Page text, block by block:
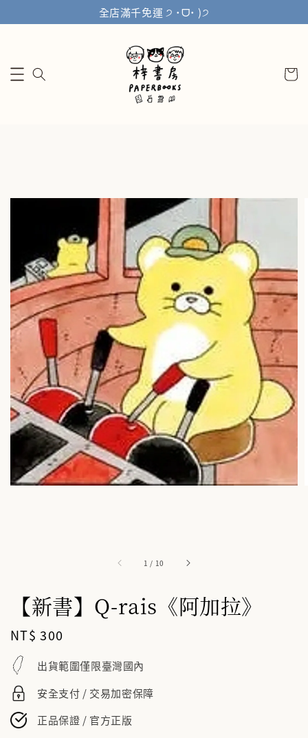
全店滿千免運 ੭ ˙ᗜ˙ )੭
1 / 10
【新書】Q-rais《阿加拉》
Regular
price
NT$ 300
出貨範圍僅限臺灣國內
安全支付 / 交易加密保障
正品保證 / 官方正版